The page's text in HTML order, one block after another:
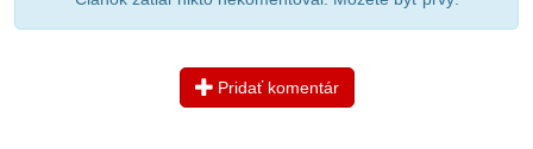
Pridať komentár